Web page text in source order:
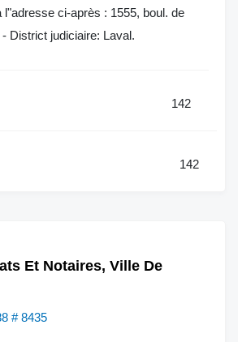
l"adresse ci-après : 1555, boul. de
District judiciaire: Laval.
142
142
Et Notaires, Ville De
# 8435